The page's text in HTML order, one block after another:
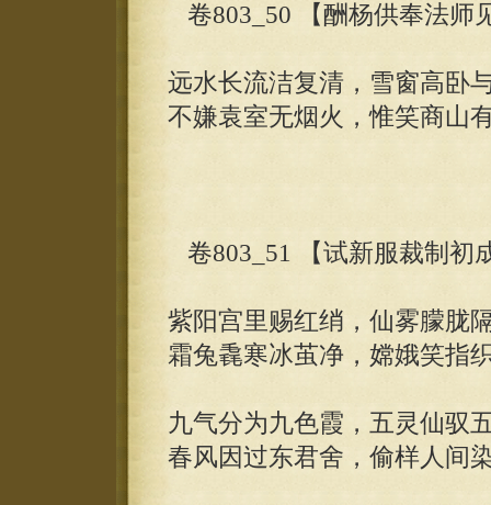
卷803_50 【酬杨供奉法师
远水长流洁复清，雪窗高卧
不嫌袁室无烟火，惟笑商山
卷803_51 【试新服裁制初
紫阳宫里赐红绡，仙雾朦胧
霜兔毳寒冰茧净，嫦娥笑指
九气分为九色霞，五灵仙驭
春风因过东君舍，偷样人间